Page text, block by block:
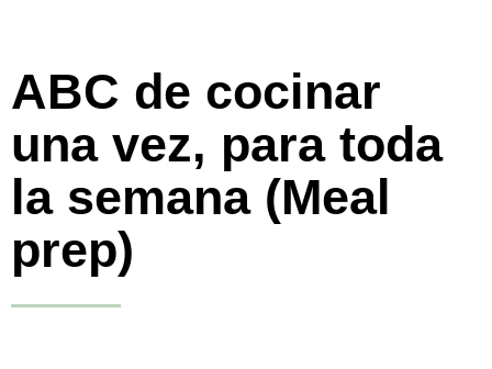
ABC de cocinar
una vez, para toda
la semana (Meal
prep)